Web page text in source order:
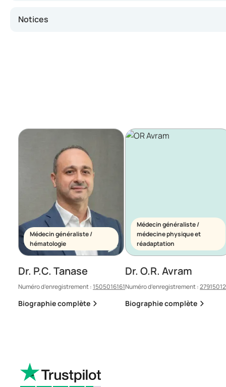
Notices
Médecin généraliste /
hématologie
Dr. P.C. Tanase
Numéro d’enregistrement :1505016161
Biographie complète
Médecin généraliste /
médecine physique et
réadaptation
Dr. O.R. Avram
Numéro d’enregistrement :
Biographie complète